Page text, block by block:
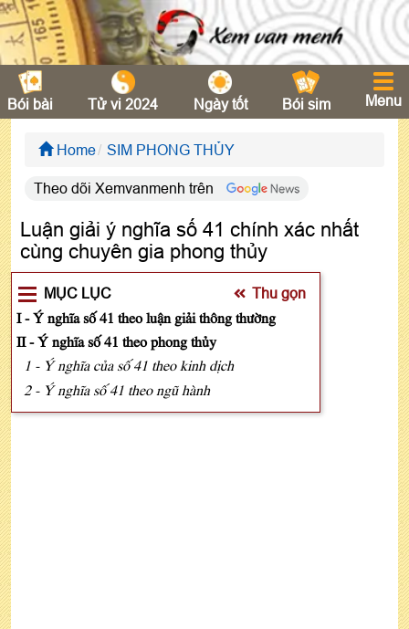
Bói bài Tử vi 2024 Ngày tốt Bói sim Menu
Home SIM PHONG THỦY
Theo dõi Xemvanmenh trên
Luận giải ý nghĩa số 41 chính xác nhất
cùng chuyên gia phong thủy
MỤC LỤC Thu gọn
I - Ý nghĩa số 41 theo luận giải thông thường
II - Ý nghĩa số 41 theo phong thủy
1 - Ý nghĩa của số 41 theo kinh dịch
2 - Ý nghĩa số 41 theo ngũ hành